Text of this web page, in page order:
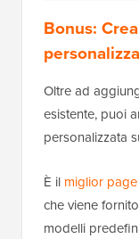
Bonus:
Oltre ad
esistente, puoi
personalizzata
È il miglior
che viene
modelli